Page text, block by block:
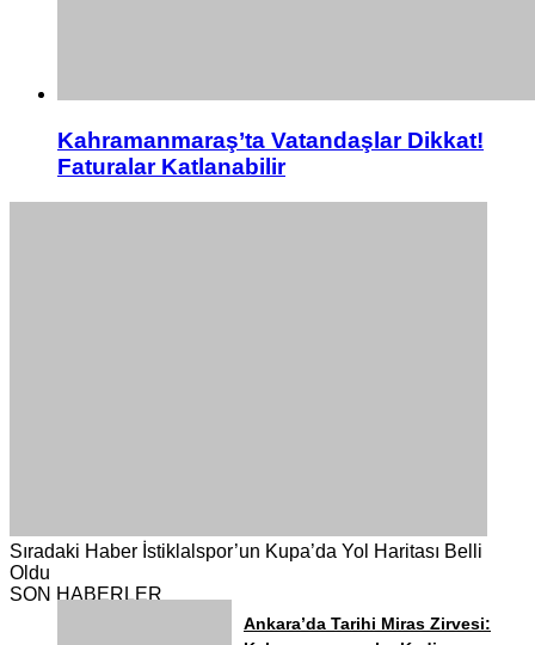
Kahramanmaraş’ta Vatandaşlar Dikkat!
Faturalar Katlanabilir
Sıradaki Haber İstiklalspor’un Kupa’da Yol Haritası Belli
Oldu
SON HABERLER
Ankara’da Tarihi Miras Zirvesi: